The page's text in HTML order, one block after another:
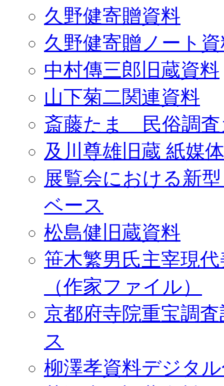
久野健寄贈資料
久野健寄贈ノート
中村傳三郎旧蔵資料
山下菊二関連資料
斎藤たま 民俗調査
及川尊雄旧蔵 紙媒
展覧会における新
ベース
松島健旧蔵資料
笹木繁男氏主宰現
（作家ファイル）
京都府寺院重宝調
ス
柳澤孝資料デジタ